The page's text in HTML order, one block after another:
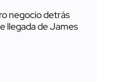
negocio detrás
llegada de James